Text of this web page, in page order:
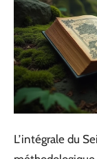
L’intégrale du